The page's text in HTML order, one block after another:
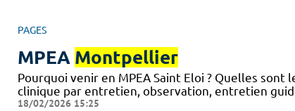
PAGES
MPEA Montpellier
Pourquoi venir en MPEA Saint Eloi ? Quelles
clinique par entretien, observation, entretien
18/02/2026 15:25